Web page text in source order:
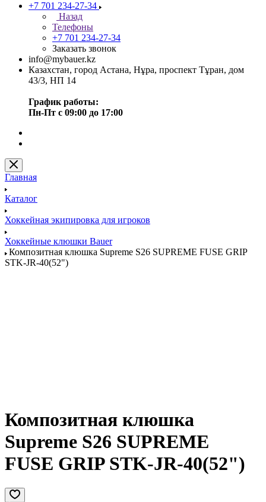
+7 701 234-27-34
Назад
Телефоны
+7 701 234-27-34
Заказать звонок
info@mybauer.kz
Казахстан, город Астана, Нұра, проспект Тұран, дом
43/3, НП 14
График работы:
Пн-Пт с 09:00 до 17:00
Главная
Каталог
Хоккейная экипировка для игроков
Хоккейные клюшки Bauer
Композитная клюшка Supreme S26 SUPREME FUSE GRIP
STK-JR-40(52")
Композитная клюшка
Supreme S26 SUPREME
FUSE GRIP STK-JR-40(52")